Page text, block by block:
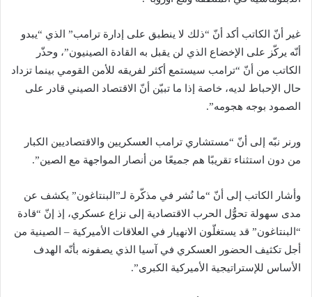
غير أنّ الكاتب أكد أنّ “ذلك لا ينطبق على إدارة ترامب” الذي “يبدو
أنّه يركّز على الإخضاع الذي لن يقبل به القادة الصينيون”، وحذّر
الكاتب من أنّ “ترامب سيستمع أكثر لفريقه للأمن القومي بينما تزداد
حال الإحباط لديه، خاصة إذا ما تبيّن أنّ الاقتصاد الصيني قادر على
الصمود بوجه هجومه”.
ورنر نبّه إلى أنّ “مستشاري ترامب العسكريين والاقتصاديين الكبار
من دون استثناء تقريبًا هم جميعًا من أنصار المواجهة مع الصين”.
وأشار الكاتب إلى أنّ “ما نُشر في مذكّرة لـ”البنتاغون” يكشف عن
مدى سهولة تحوُّل الحرب الاقتصادية إلى نزاع عسكري، إذ إنّ “قادة
“البنتاغون” قد يستغلّون الانهيار في العلاقات الأميركية – الصينية من
أجل تكثيف الحضور العسكري في آسيا الذي يصفونه بأنّه الهدف
الأساس للإستراتيجية الأميركية الكبرى”.